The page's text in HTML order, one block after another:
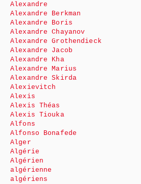
Alexandre
Alexandre Berkman
Alexandre Boris
Alexandre Chayanov
Alexandre Grothendieck
Alexandre Jacob
Alexandre Kha
Alexandre Marius
Alexandre Skirda
Alexievitch
Alexis
Alexis Théas
Alexis Tiouka
Alfons
Alfonso Bonafede
Alger
Algérie
Algérien
algérienne
algériens